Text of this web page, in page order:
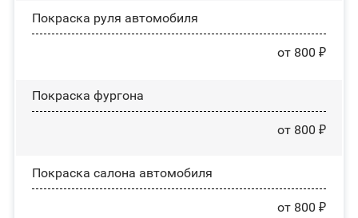
Покраска руля автомобиля
от 800 ₽
Покраска фургона
от 800 ₽
Покраска салона автомобиля
от 800 ₽